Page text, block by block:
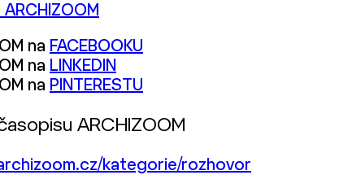
na FACEBOOKU
na LINKEDIN
na PINTERESTU
ARCHIZOOM
kategorie/rozhovor